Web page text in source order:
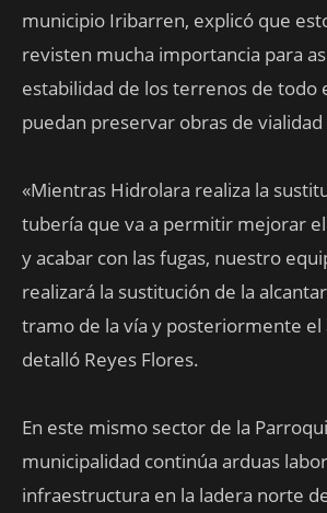
municipio Iribarren, explicó que
revisten mucha importancia para
estabilidad de los terrenos de todo
puedan preservar obras de
«Mientras Hidrolara realiza la
tubería que va a permitir mejorar
y acabar con las fugas, nuestro
realizará la sustitución de la
tramo de la vía y posteriormente el
detalló Reyes Flores.
En este mismo sector de la
municipalidad continúa arduas
infraestructura en la ladera norte